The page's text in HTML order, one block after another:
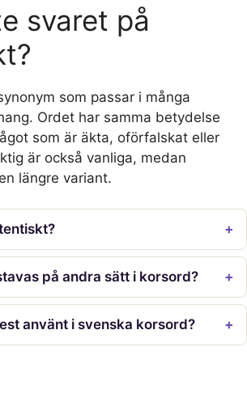
svaret på
som passar i många
Ordet har samma betydelse
som är äkta, oförfalskat eller
är också vanliga, medan
längre variant.
på andra sätt i korsord?
använt i svenska korsord?